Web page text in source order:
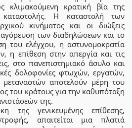
κλιμακούμενη κρατική βία της
Η καταστολή των
κινήματος και οι διώξεις
των διαδηλώσεων και το
του ελέγχου, η αστυνομοκρατία
η επίθεση στην απεργία και τις
στο πανεπιστημιακό άσυλο και
δολοφονίες φτωχών, εργατών,
αποτελούν μέρη του
του κράτους για την καθυπόταξη
της.
της γενικευμένης επίθεσης,
απαιτείται μια πλατιά